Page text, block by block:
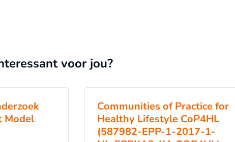
voor jou?
Model
Communities of Practice for
Healthy Lifestyle CoP4HL
(587982-EPP-1-2017-1-